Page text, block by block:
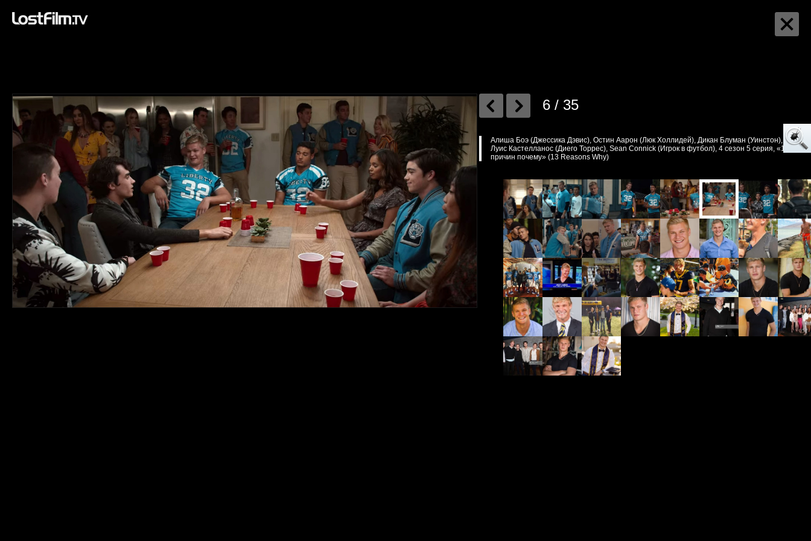
6 / 35
Алиша Боэ (Джессика Дэвис), Остин Аарон (Люк Холлидей), Дикан Блуман (Уинстон), Ян
Луис Кастелланос (Диего Торрес), Sean Connick (Игрок в футбол), 4 сезон 5 серия, «13
причин почему» (13 Reasons Why)